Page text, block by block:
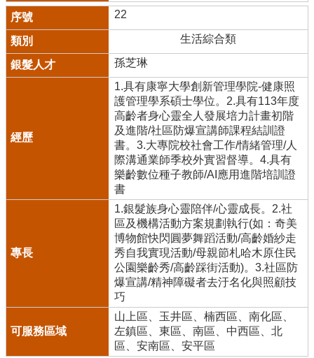
22
生活綜合類
孫芝琳
1.具有康寧大學創新管理學院-健康照
護管理學系碩士學位。2.具有113年度
高齡者身心靈全人發展培力計畫初階
及進階/社區防爆宣講師課程結訓證
書。3.大專院校社會工作/情緒管理/人
際溝通業師季校外實習督導。4.具有
樂齡數位種子教師/AI應用進階培訓證
書
1.銀髮族身心靈陪伴/心靈成長。2.社
區及機構活動方案規劃執行(如：奇美
博物館快閃圓夢舞蹈活動/高齡婚紗走
秀自我實現活動/母親節札哈木原住民
公園樂齡秀/高齡踩街活動)。3.社區防
爆宣講/精神障礙者去汙名化與照顧技
巧
山上區、玉井區、楠西區、南化區、
左鎮區、東區、南區、中西區、北
區、安南區、安平區